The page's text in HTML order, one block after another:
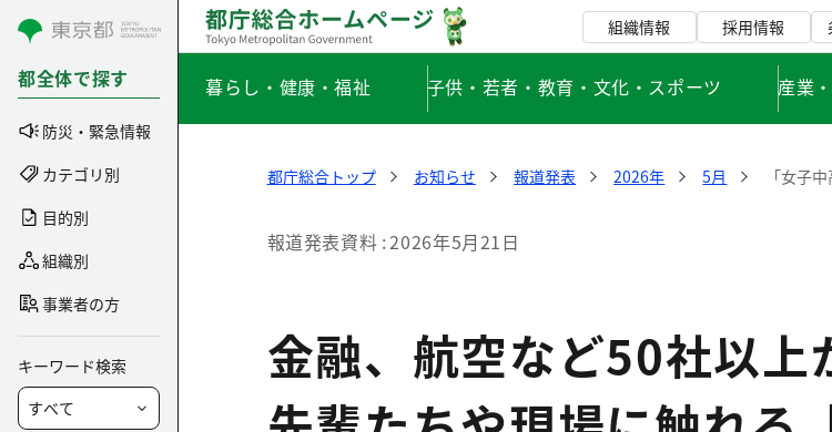
コンテンツにスキップ
都全体で探す
防災・緊急情報
カテゴリ別
目的別
組織別
事業者の方
キーワード検索
組織情報 採用情報
暮らし・健康・福祉 子供・若者・教育・文化・スポーツ 産業
都庁総合トップ お知らせ 報道発表 2026年 5月 「女子
報道発表資料 2026年5月21日
金融、航空など50社以上